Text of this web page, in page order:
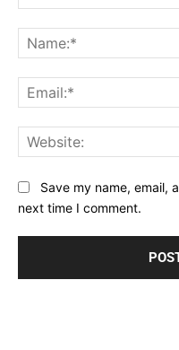
Save my name, email,
next time I comment.